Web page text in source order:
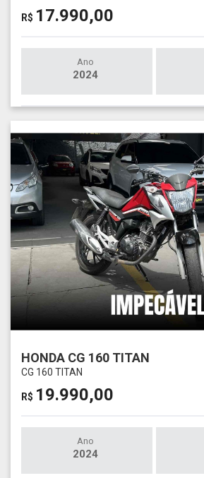
R$ 17.990,00
Ano
2024
HONDA CG 160 TITAN
CG 160 TITAN
R$ 19.990,00
Ano
2024